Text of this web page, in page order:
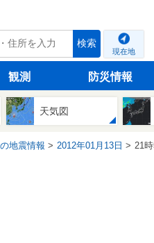
検索
現在地
観測 防災情報
天気図
地震情報 2012年01月13日 21